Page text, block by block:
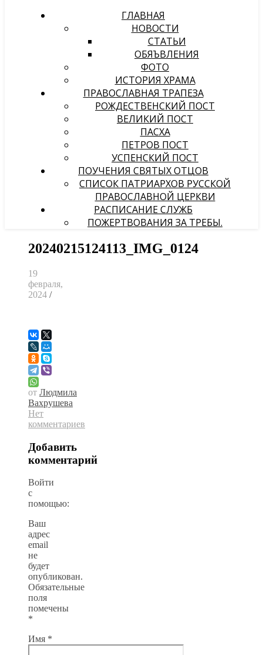
ГЛАВНАЯ
НОВОСТИ
СТАТЬИ
ОБЯЪВЛЕНИЯ
ФОТО
ИСТОРИЯ ХРАМА
ПРАВОСЛАВНАЯ ТРАПЕЗА
РОЖДЕСТВЕНСКИЙ ПОСТ
ВЕЛИКИЙ ПОСТ
ПАСХА
ПЕТРОВ ПОСТ
УСПЕНСКИЙ ПОСТ
ПОУЧЕНИЯ СВЯТЫХ ОТЦОВ
СПИСОК ПАТРИАРХОВ РУССКОЙ
ПРАВОСЛАВНОЙ ЦЕРКВИ
РАСПИСАНИЕ СЛУЖБ
ПОЖЕРТВОВАНИЯ ЗА ТРЕБЫ.
20240215124113_IMG_0124
19
февраля,
2024 /
от Людмила
Вахрушева
Нет
комментариев
Добавить
комментарий
Войти
с
помощью:
Ваш
адрес
email
не
будет
опубликован.
Обязательные
поля
помечены
*
Имя *